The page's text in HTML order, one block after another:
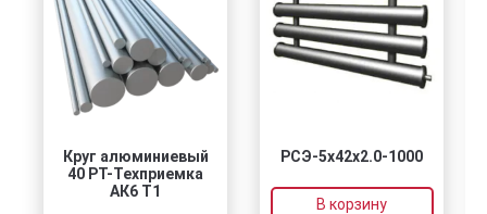
Круг алюминиевый
40 РТ-Техприемка
АК6 Т1
РСЭ-5x42x2.0-1000
В корзину